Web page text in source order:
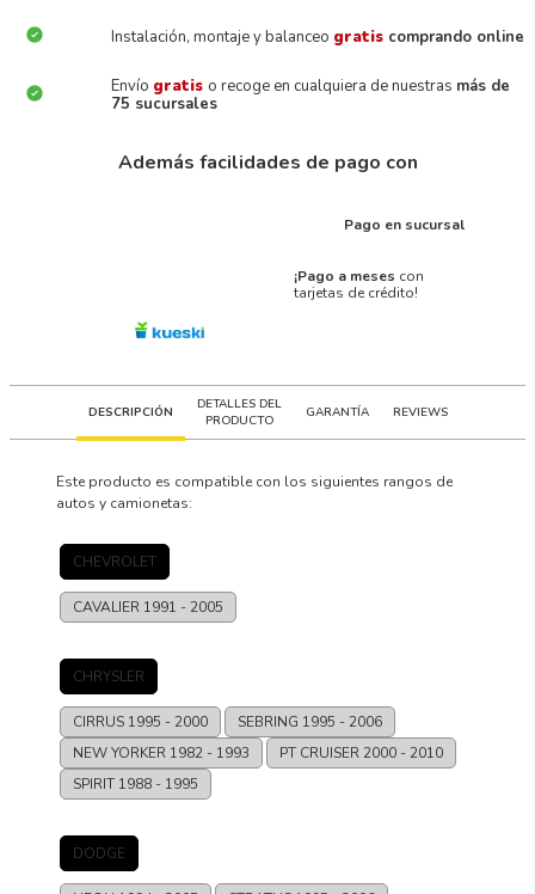
Instalación, montaje y balanceo gratis comprando online
Envío gratis o recoge en cualquiera de nuestras más de
75 sucursales
Además facilidades de pago con
Pago en sucursal
¡Pago a meses con
tarjetas de crédito!
DESCRIPCIÓN
DETALLES DEL
PRODUCTO
GARANTÍA REVIEWS
Este producto es compatible con los siguientes rangos de
autos y camionetas:
CHEVROLET
CAVALIER 1991 - 2005
CHRYSLER
CIRRUS 1995 - 2000 SEBRING 1995 - 2006
NEW YORKER 1982 - 1993 PT CRUISER 2000 - 2010
SPIRIT 1988 - 1995
DODGE